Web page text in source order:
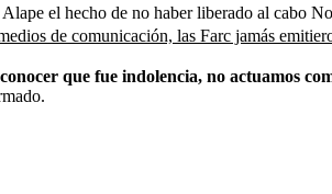
el hecho de no haber liberado al cabo
de comunicación, las Farc jamás
que fue indolencia, no actuamos